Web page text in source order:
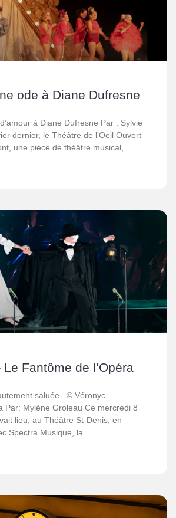
ode à Diane Dufresne
à Diane Dufresne Par : Sylvie
dernier, le Théâtre de l’Oeil Ouvert
une pièce de théâtre musical,
Fantôme de l’Opéra
saluée © Véronyc
Par: Mylène Groleau Ce mercredi 8
lieu, au Théâtre St-Denis, en
Spectra Musique, la